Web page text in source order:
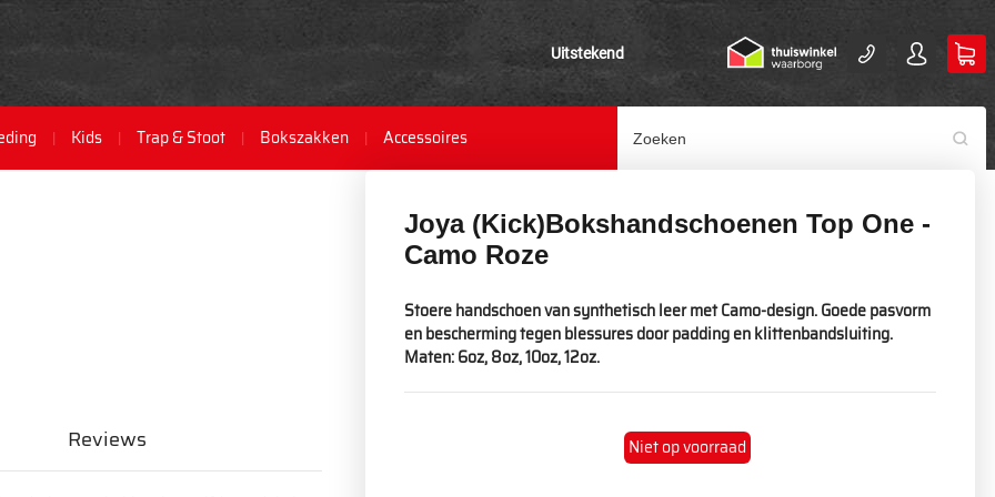
Uitstekend
Kids Trap & Stoot Bokszakken Accessoires
Joya (Kick)Bokshandschoenen Top One -
Camo Roze
Stoere handschoen van synthetisch leer met Camo-design. Goede pasvorm
en bescherming tegen blessures door padding en klittenbandsluiting.
Maten: 6oz, 8oz, 10oz, 12oz.
Niet op voorraad
Reviews